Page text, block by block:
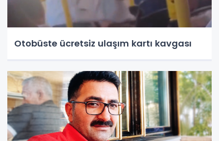
Otobüste ücretsiz ulaşım kartı kavgası